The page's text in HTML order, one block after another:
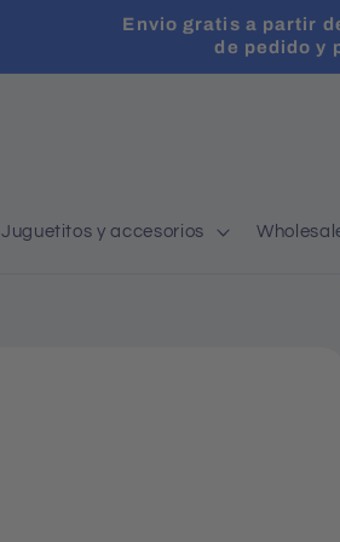
Envio gratis a partir
de pedido y
Juguetitos y accesorios